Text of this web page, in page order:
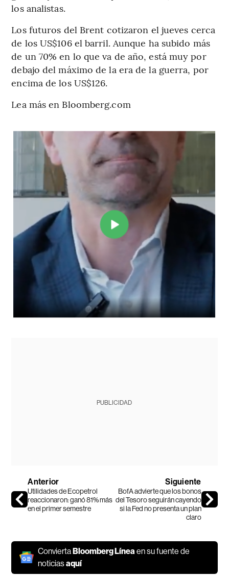
los analistas.
Los futuros del Brent cotizaron el jueves cerca
de los US$106 el barril. Aunque ha subido más
de un 70% en lo que va de año, está muy por
debajo del máximo de la era de la guerra, por
encima de los US$126.
Lea más en Bloomberg.com
PUBLICIDAD
Anterior
Utilidades de Ecopetrol
reaccionaron: ganó 81% más
en el primer semestre
Siguiente
BofA advierte que los bonos
del Tesoro seguirán cayendo
si la Fed no presenta un plan
claro
ConviertaBloomberg Línea en su fuente de
noticiasaquí